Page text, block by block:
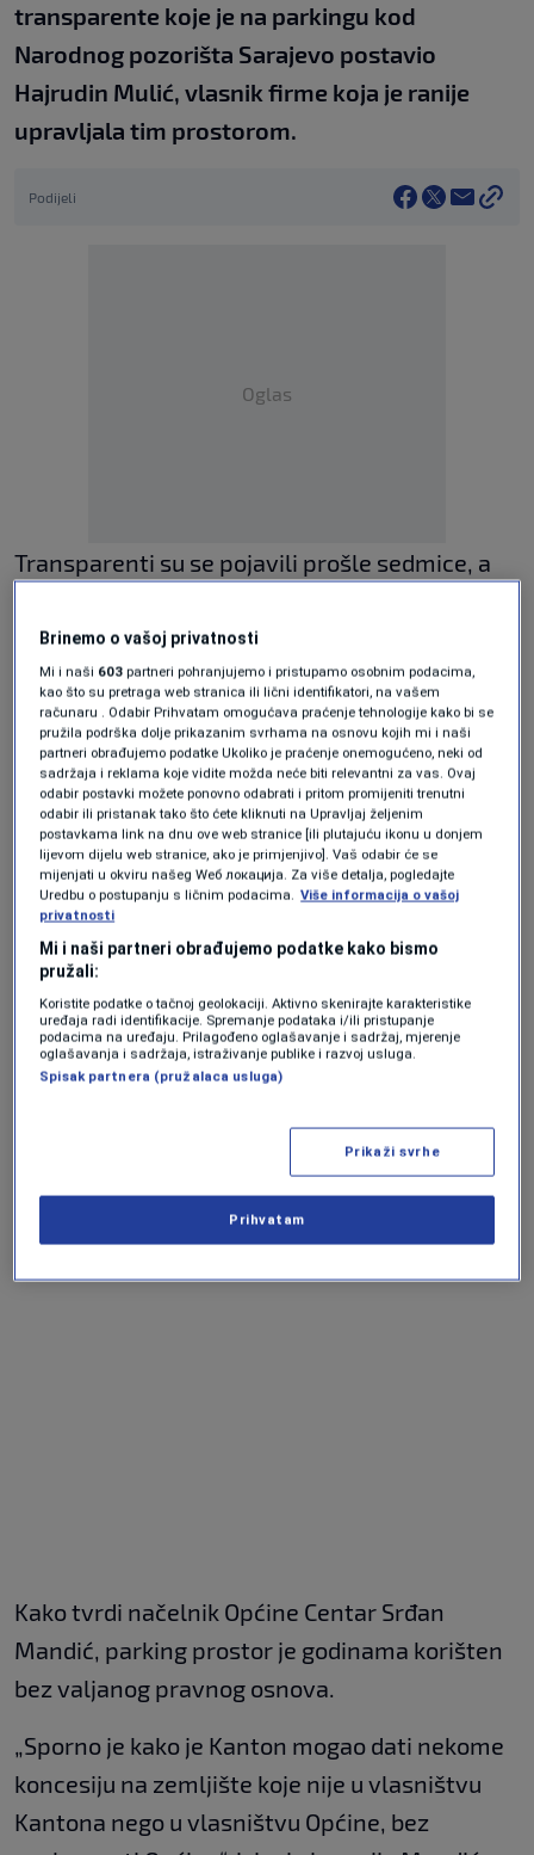
transparente koje je na parkingu kod
Narodnog pozorišta Sarajevo postavio
Hajrudin Mulić, vlasnik firme koja je ranije
upravljala tim prostorom.
Podijeli
Oglas
Transparenti su se pojavili prošle sedmice, a
parkinga kako bi bili vidljivi iz oba pravca.
Poruke su bile direktne: "Mulić poziva Mandića
na javnu debatu", "Neka istina pobijedi laž",
"Načelniče, odgovori na dopise, ne čini
samovlast, ne čini pravno nasilje" i "Pozivamo
građane na uvid u pravne dokumente".
Kako tvrdi načelnik Općine Centar Srđan
Mandić, parking prostor je godinama korišten
bez valjanog pravnog osnova.
„Sporno je kako je Kanton mogao dati nekome
koncesiju na zemljište koje nije u vlasništvu
Kantona nego u vlasništvu Općine, bez
Brinemo o vašoj privatnosti
Mi i naši 603 partneri pohranjujemo i pristupamo osobnim podacima,
kao što su pretraga web stranica ili lični identifikatori, na vašem
računaru . Odabir Prihvatam omogućava praćenje tehnologije kako bi se
pružila podrška dolje prikazanim svrhama na osnovu kojih mi i naši
partneri obrađujemo podatke Ukoliko je praćenje onemogućeno, neki od
sadržaja i reklama koje vidite možda neće biti relevantni za vas. Ovaj
odabir postavki možete ponovno odabrati i pritom promijeniti trenutni
odabir ili pristanak tako što ćete kliknuti na Upravljaj željenim
postavkama link na dnu ove web stranice [ili plutajuću ikonu u donjem
lijevom dijelu web stranice, ako je primjenjivo]. Vaš odabir će se
mijenjati u okviru našeg Wеб локација. Za više detalja, pogledajte
Uredbu o postupanju s ličnim podacima. Više informacija o vašoj
privatnosti
Mi i naši partneri obrađujemo podatke kako bismo
pružali:
Koristite podatke o tačnoj geolokaciji. Aktivno skenirajte karakteristike
uređaja radi identifikacije. Spremanje podataka i/ili pristupanje
podacima na uređaju. Prilagođeno oglašavanje i sadržaj, mjerenje
oglašavanja i sadržaja, istraživanje publike i razvoj usluga.
Spisak partnera (pružalaca usluga)
Prikaži svrhe
Prihvatam